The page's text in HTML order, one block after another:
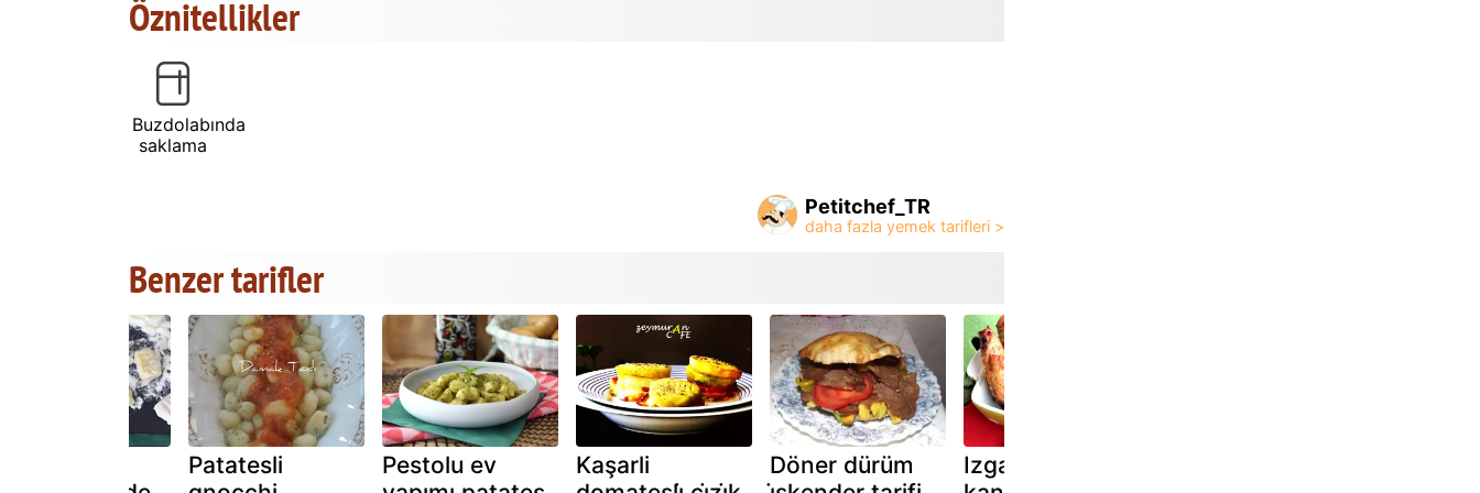
Öznitellikler
Buzdolabında
saklama
Petitchef_TR
Benzer tarifler
Patatesli
Pestolu ev
Kaşarli
Döner dürüm
Izgara tavuk